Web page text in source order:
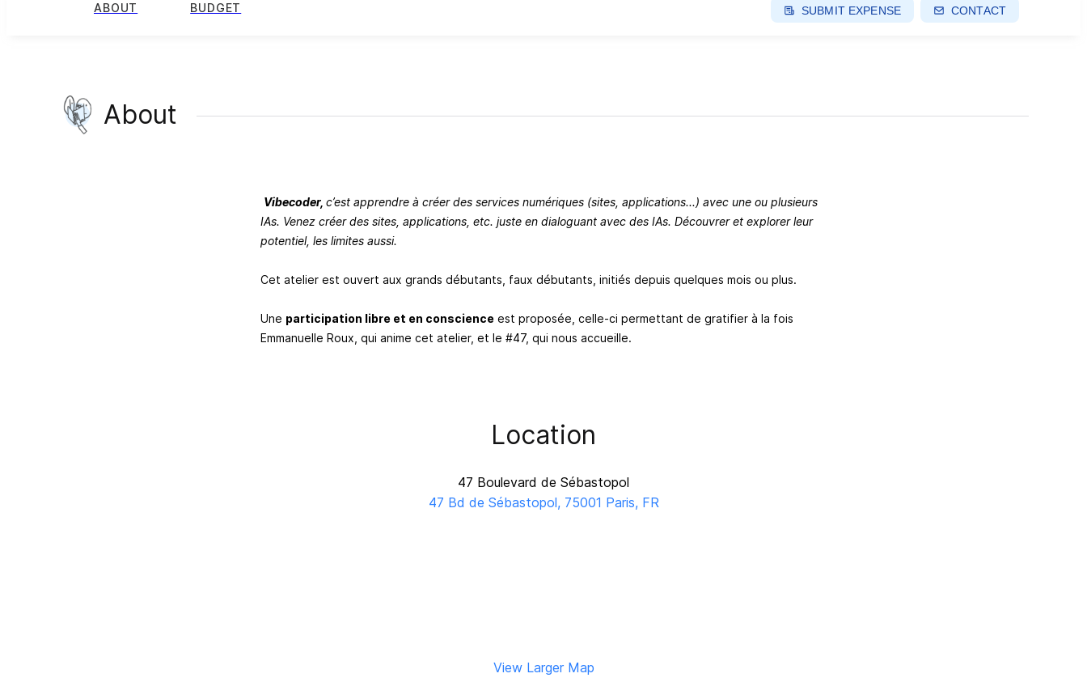
ABOUT BUDGET SUBMIT EXPENSE CONTACT
About
Vibecoder, c’est apprendre à créer des services numériques (sites, applications...) avec une ou plusieurs
IAs. Venez créer des sites, applications, etc. juste en dialoguant avec des IAs. Découvrer et explorer leur
potentiel, les limites aussi.
Cet atelier est ouvert aux grands débutants, faux débutants, initiés depuis quelques mois ou plus.
Une participation libre et en conscience est proposée, celle-ci permettant de gratifier à la fois
Emmanuelle Roux, qui anime cet atelier, et le #47, qui nous accueille.
Location
47 Boulevard de Sébastopol
47 Bd de Sébastopol, 75001 Paris, FR
View Larger Map